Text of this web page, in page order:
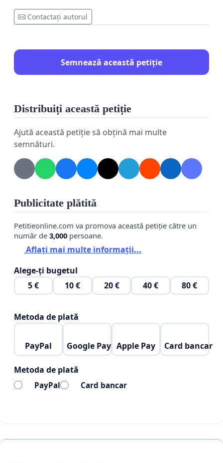
Contactați autorul
Semnează această petiție
Distribuiți această petiție
Ajută această petiție să obțină mai multe
semnături.
Publicitate plătită
Petitieonline.com va promova această petiție către un
număr de 3,000 persoane.
Aflați mai multe informații...
Alege-ți bugetul
5 €
10 € 20 € 40 € 80 €
Metoda de plată
PayPal Google Pay Apple Pay Card bancar
Metoda de plată
PayPal Card bancar